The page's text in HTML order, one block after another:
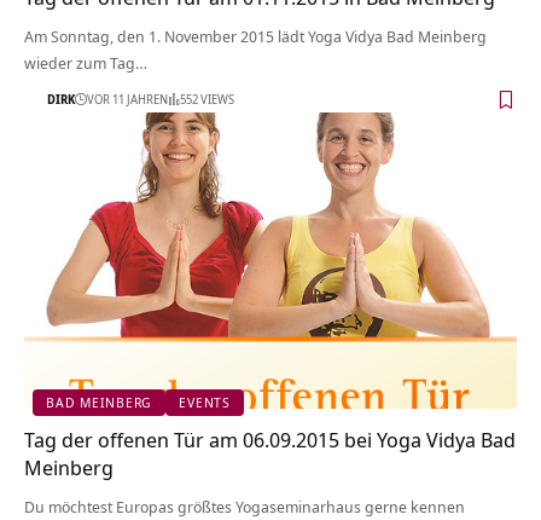
Am Sonntag, den 1. November 2015 lädt Yoga Vidya Bad Meinberg
wieder zum Tag…
DIRK VOR 11 JAHREN 552 VIEWS
BAD MEINBERG EVENTS
Tag der offenen Tür am 06.09.2015 bei Yoga Vidya Bad
Meinberg
Du möchtest Europas größtes Yogaseminarhaus gerne kennen